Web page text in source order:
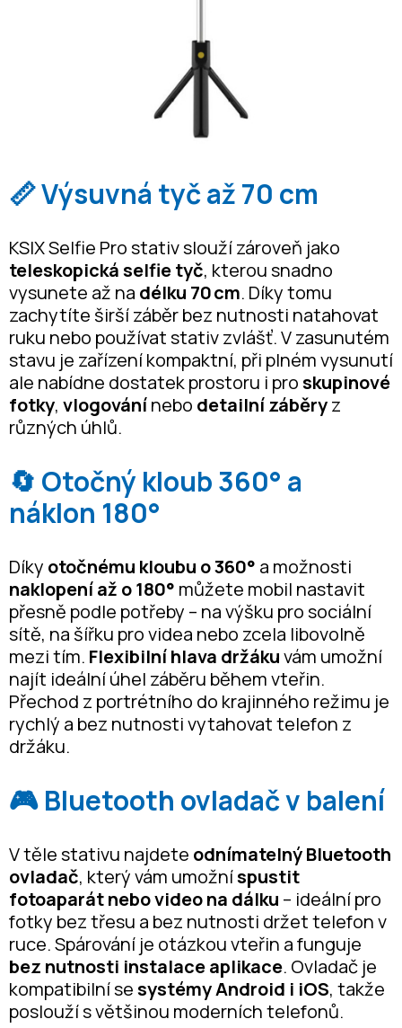
📏 Výsuvná tyč až 70 cm
KSIX Selfie Pro stativ slouží zároveň jako
teleskopická selfie tyč, kterou snadno
vysunete až na délku 70 cm. Díky tomu
zachytíte širší záběr bez nutnosti natahovat
ruku nebo používat stativ zvlášť. V zasunutém
stavu je zařízení kompaktní, při plném vysunutí
ale nabídne dostatek prostoru i proskupinové
fotky, vlogovánínebo detailní záběryz
různých úhlů.
🔄 Otočný kloub 360° a
náklon 180°
Díky otočnému kloubu o 360° a možnosti
naklopení až o 180° můžete mobil nastavit
přesně podle potřeby – na výšku pro sociální
sítě, na šířku pro videa nebo zcela libovolně
mezi tím. Flexibilní hlava držákuvám umožní
najít ideální úhel záběru během vteřin.
Přechod z portrétního do krajinného režimu je
rychlý a bez nutnosti vytahovat telefon z
držáku.
🎮 Bluetooth ovladač v balení
V těle stativu najdete odnímatelný Bluetooth
ovladač, který vám umožníspustit
fotoaparát nebo video na dálku – ideální pro
fotky bez třesu a bez nutnosti držet telefon v
ruce. Spárování je otázkou vteřin a funguje
bez nutnosti instalace aplikace. Ovladač je
kompatibilní sesystémy Android i iOS, takže
poslouží s většinou moderních telefonů.